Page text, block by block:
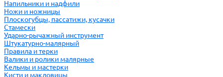
Напильники и надфили
Ножи и ножницы
Плоскогубцы, пассатижи, кусачки
Стамески
Ударно-рычажный инструмент
Штукатурно-малярный
Правила и терки
Валики и ролики малярные
Кельмы и мастерки
Кисти и макловицы